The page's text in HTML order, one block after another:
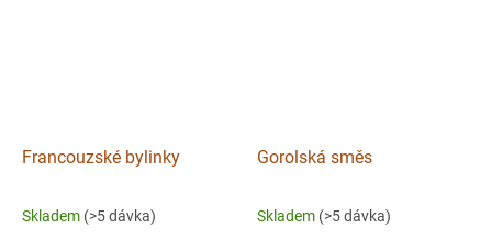
Francouzské bylinky
Skladem (>5 dávka)
Gorolská směs
Skladem (>5 dávka)